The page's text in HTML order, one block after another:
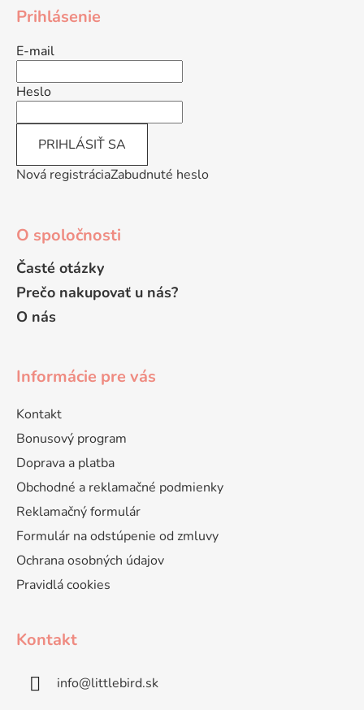
Prihlásenie
E-mail
Heslo
PRIHLÁSIŤ SA
Nová registráciaZabudnuté heslo
O spoločnosti
Časté otázky
Prečo nakupovať u nás?
O nás
Informácie pre vás
Kontakt
Bonusový program
Doprava a platba
Obchodné a reklamačné podmienky
Reklamačný formulár
Formulár na odstúpenie od zmluvy
Ochrana osobných údajov
Pravidlá cookies
Kontakt
info@littlebird.sk